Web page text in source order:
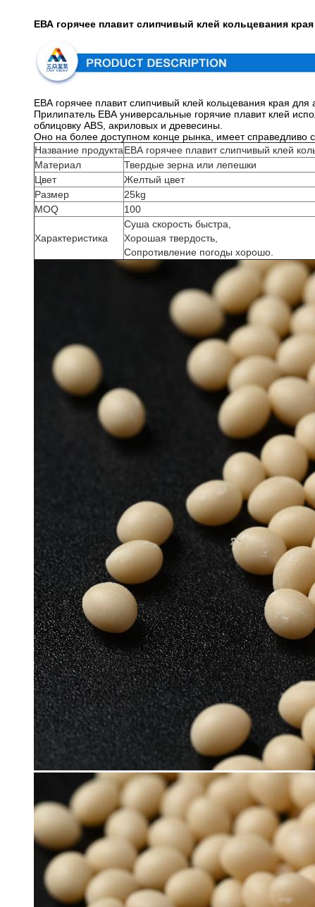
ЕВА горячее плавит слипчивый клей кольцевания
ЕВА горячее плавит слипчивый клей кольцевания края
Прилипатель ЕВА универсальные горячие плавит клей
облицовку ABS, акриловых и древесины.
Оно на более доступном конце рынка, имеет справедливо
Название продуктаЕВА горячее плавит слипчивый клей
Материал
Твердые зерна или лепешки
Цвет
Желтый цвет
Размер
25kg
MOQ
100
Характеристика
Суша скорость быстра,
Хорошая твердость,
Сопротивление погоды хорошо.